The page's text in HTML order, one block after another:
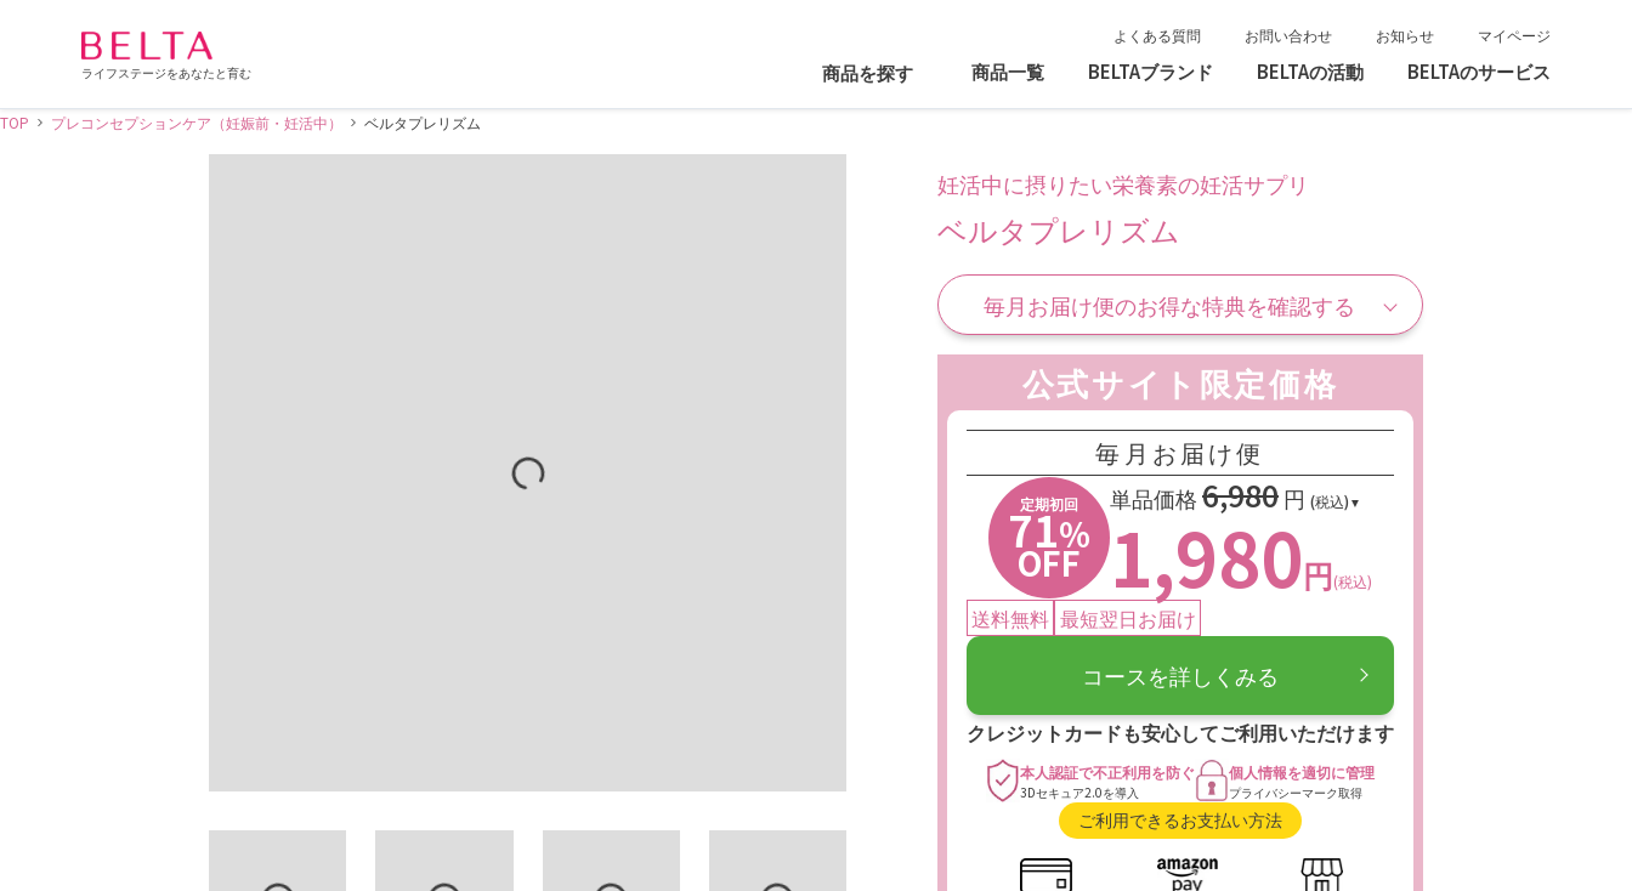
ライフステージをあなたと育む 商品を探す
よくある質問 お問い合わせ お知らせ マイページ
商品一覧 BELTAブランド BELTAの活動 BELTAのサービス
TOP プレコンセプションケア（妊娠前・妊活中） ベルタプレリズム
ベルタプレリズム
妊活中に摂りたい栄養素の妊活サプリ
毎月お届け便のお得な特典を確認する
通常660円の送料を毎回
送料無料 でお届け
2回目以降のお届けも
ず〜っと特別価格
薬剤師・管理栄養士など
専門家 に無料相談が可能
初めての方なら
20日間返金保証
返金保証は、定期初回分の商品到着から20日以内
にベルタ公式ショップ（0120-956-545。平日9時
30分～17時）またはお問合せフォームからご連絡
いただくことで、初回分代金（返金振込手数料除
く）の返金を受けられる制度です。詳しくはこち
をご確認ください。
公式サイト限定価格
毎月お届け便
定期初回
71%
OFF 1,980円(税込)
単品価格6,980円 (税込)
送料無料 最短翌日お届け
コースを詳しくみる
クレジットカードも安心してご利用いただけます
本人認証で不正利用を防ぐ
3Dセキュア2.0を導入
個人情報を適切に管理
プライバシーマーク取得
ご利用できるお支払い方法